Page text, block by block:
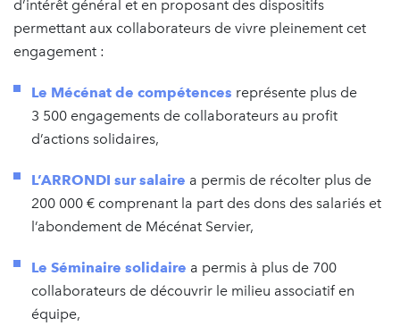
d’intérêt général et en proposant des dispositifs
permettant aux collaborateurs de vivre pleinement cet
engagement :
Le Mécénat de compétences représente plus de
3 500 engagements de collaborateurs au profit
d’actions solidaires,
L’ARRONDI sur salaire a permis de récolter plus de
200 000 € comprenant la part des dons des salariés et
l’abondement de Mécénat Servier,
Le Séminaire solidaire a permis à plus de 700
collaborateurs de découvrir le milieu associatif en
équipe,